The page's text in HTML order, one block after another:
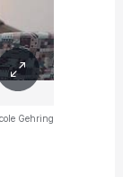
Gehring